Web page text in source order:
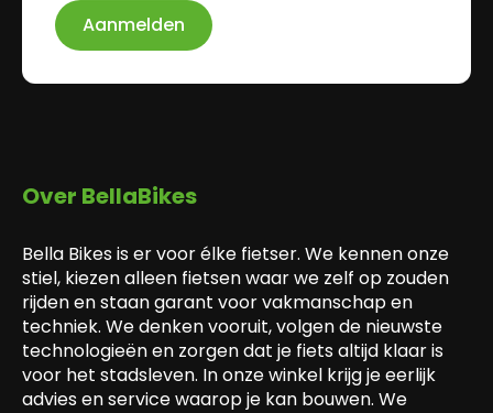
Aanmelden
Over BellaBikes
Bella Bikes is er voor élke fietser. We kennen onze
stiel, kiezen alleen fietsen waar we zelf op zouden
rijden en staan garant voor vakmanschap en
techniek. We denken vooruit, volgen de nieuwste
technologieën en zorgen dat je fiets altijd klaar is
voor het stadsleven. In onze winkel krijg je eerlijk
advies en service waarop je kan bouwen. We